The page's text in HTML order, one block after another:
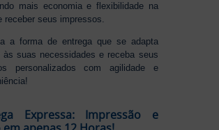
mais economia e flexibilidade na
receber seus impressos.
a forma de entrega que se adapta
às suas necessidades e receba seus
personalizados com agilidade e
Expressa: Impressão e